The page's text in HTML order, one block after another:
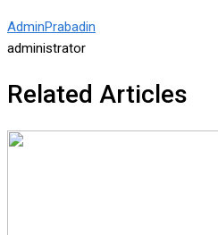
AdminPrabadin
administrator
Related Articles